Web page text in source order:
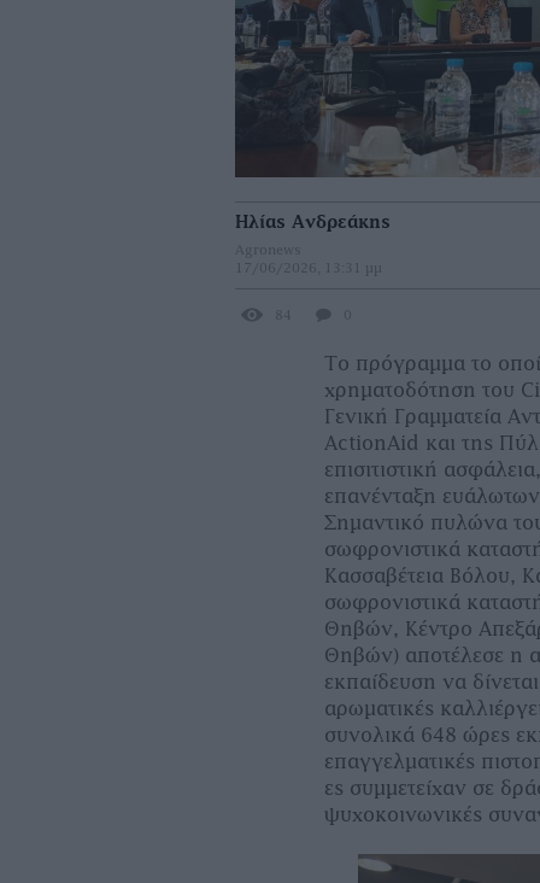
Ηλίας Ανδρεάκης
Agronews
17/06/2026, 13:31 μμ
84 0
Το πρόγραμμα το
χρηματοδότηση του
Γενική Γραμματεία
ActionAid και της
επισιτιστική
επανένταξη
Σημαντικό πυλώνα
σωφρονιστικά
Κασσαβέτεια Βόλου,
σωφρονιστικά
Θηβών, Κέντρο
Θηβών) αποτέλεσε η
εκπαίδευση να
αρωματικές
συνολικά 648 ώρες
επαγγελματικές
ες συμμετείχαν σε
ψυχοκοινωνικές